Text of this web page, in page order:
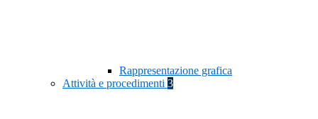
Rappresentazione grafica
Attività e procedimenti 3